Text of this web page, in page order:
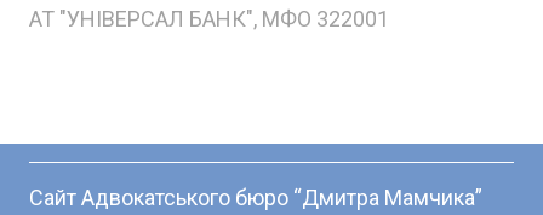
АТ "УНІВЕРСАЛ БАНК", МФО 322001
Сайт Адвокатського бюро “Дмитра Мамчика”